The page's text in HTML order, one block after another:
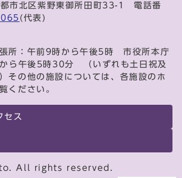
市北区紫野東御所田町33-1 電話番
(代表)
所：午前9時から午後5時 市役所本庁
ら午後5時30分 （いずれも土日祝及
その他の施設については、各施設のホ
ください。
セス
All rights reserved.